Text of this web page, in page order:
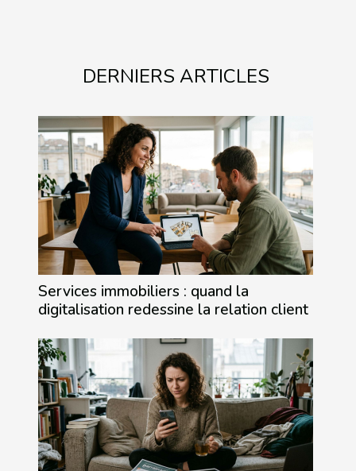
DERNIERS ARTICLES
Services immobiliers : quand la
digitalisation redessine la relation client